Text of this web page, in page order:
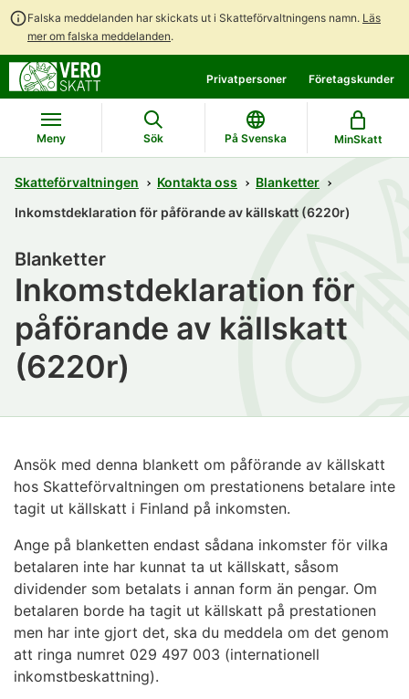
Falska meddelanden har skickats ut i Skatteförvaltningens namn. Läs
mer om falska meddelanden.
direkt
till
innehållet
till
hela
webbplatsens
sökning
Privatpersoner Företagskunder
Meny Sök På Svenska MinSkatt
Skatteförvaltningen Kontakta oss
Blanketter
Inkomstdeklaration för påförande av källskatt (6220r)
Inkomstdeklaration för
påförande av källskatt
(6220r)
Blanketter
Ansök med denna blankett om påförande av källskatt
hos Skatteförvaltningen om prestationens betalare inte
tagit ut källskatt i Finland på inkomsten.
Ange på blanketten endast sådana inkomster för vilka
betalaren inte har kunnat ta ut källskatt, såsom
dividender som betalats i annan form än pengar. Om
betalaren borde ha tagit ut källskatt på prestationen
men har inte gjort det, ska du meddela om det genom
att ringa numret 029 497 003 (internationell
inkomstbeskattning).